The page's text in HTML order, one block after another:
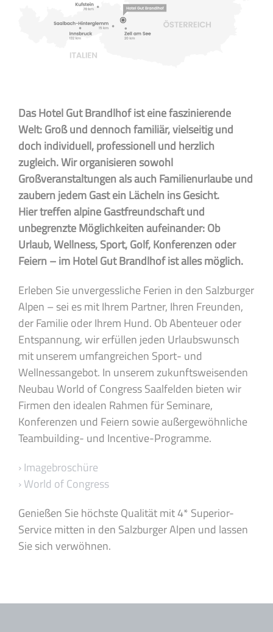
Das Hotel Gut Brandlhof ist eine faszinierende
Welt: Groß und dennoch familiär, vielseitig und
doch individuell, professionell und herzlich
zugleich. Wir organisieren sowohl
Großveranstaltungen als auch Familienurlaube und
zaubern jedem Gast ein Lächeln ins Gesicht.
Hier treffen alpine Gastfreundschaft und
unbegrenzte Möglichkeiten aufeinander: Ob
Urlaub, Wellness, Sport, Golf, Konferenzen oder
Feiern – im Hotel Gut Brandlhof ist alles möglich.
Erleben Sie unvergessliche Ferien in den Salzburger
Alpen – sei es mit Ihrem Partner, Ihren Freunden,
der Familie oder Ihrem Hund. Ob Abenteuer oder
Entspannung, wir erfüllen jeden Urlaubswunsch
mit unserem umfangreichen Sport- und
Wellnessangebot. In unserem zukunftsweisenden
Neubau World of Congress Saalfelden bieten wir
Firmen den idealen Rahmen für Seminare,
Konferenzen und Feiern sowie außergewöhnliche
Teambuilding- und Incentive-Programme.
› Imagebroschüre
› World of Congress
Genießen Sie höchste Qualität mit 4* Superior-
Service mitten in den Salzburger Alpen und lassen
Sie sich verwöhnen.